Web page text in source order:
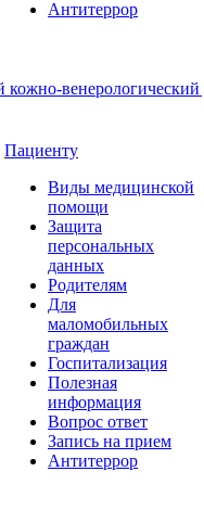
Антитеррор
Пациенту
Виды медицинской
помощи
Защита
персональных
данных
Родителям
Для
маломобильных
граждан
Госпитализация
Полезная
информация
Вопрос ответ
Запись на прием
Антитеррор